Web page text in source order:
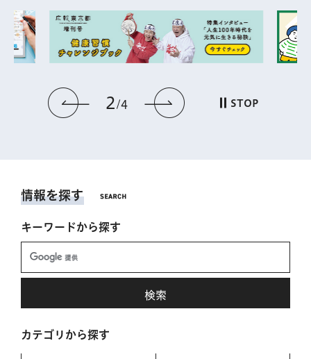
前のスライドを表示
2 4 次のスライドを表
STOP
情報を探す
キーワードから探す
カテゴリから探す